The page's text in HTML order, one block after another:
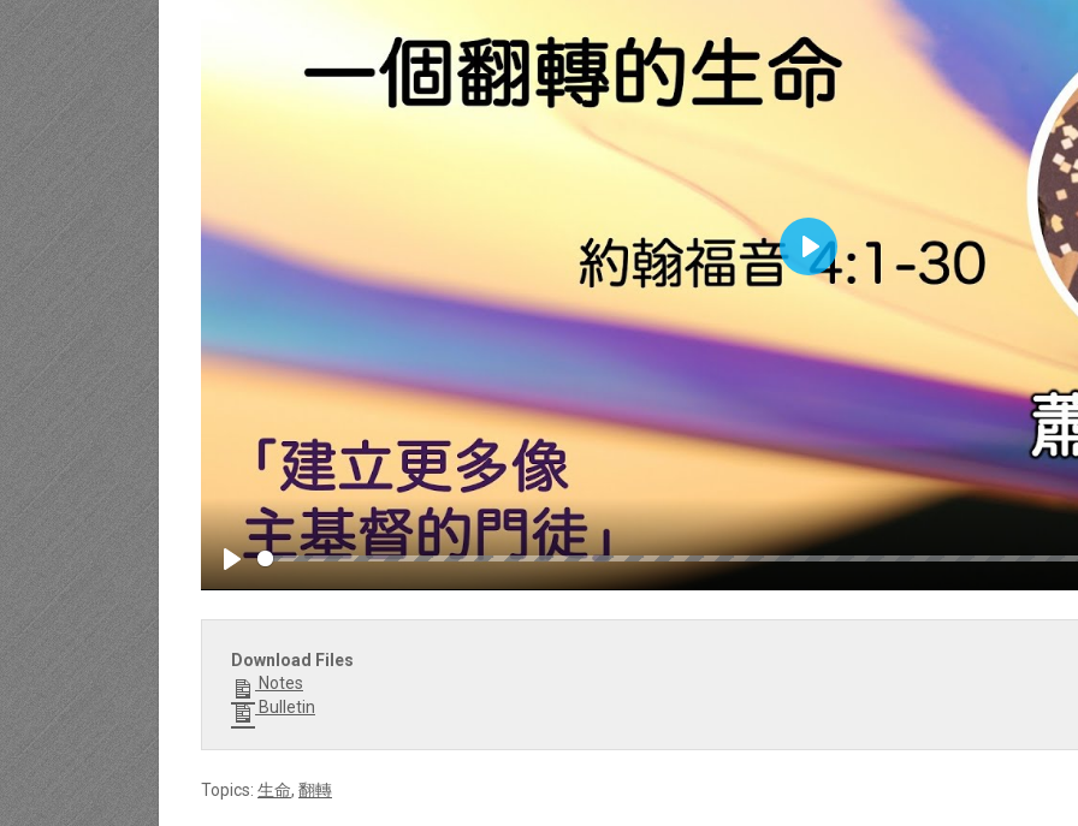
Play
Play
Download Files
Notes
Bulletin
Topics: 生命, 翻轉